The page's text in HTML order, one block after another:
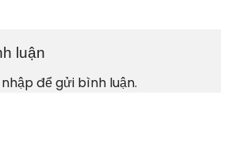
luận
để gửi bình luận.